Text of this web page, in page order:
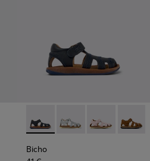
Bicho - 80372-054 -
Bicho - 80372-088
Bicho -Bicho
Bicho